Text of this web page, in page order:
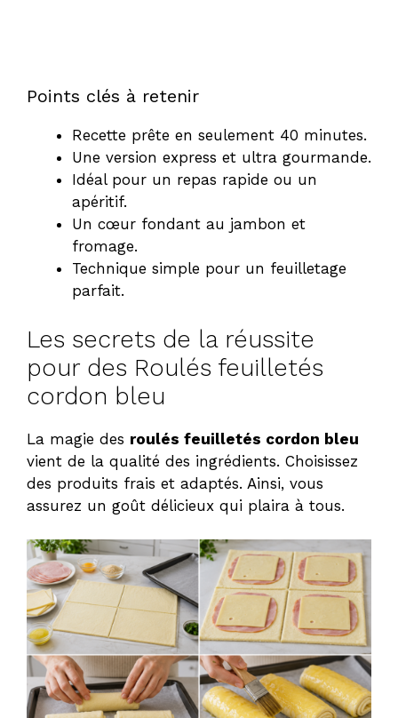
Points clés à retenir
Recette prête en seulement 40 minutes.
Une version express et ultra gourmande.
Idéal pour un repas rapide ou un
apéritif.
Un cœur fondant au jambon et
fromage.
Technique simple pour un feuilletage
parfait.
Les secrets de la réussite
pour des Roulés feuilletés
cordon bleu
La magie des roulés feuilletés cordon bleu
vient de la qualité des ingrédients. Choisissez
des produits frais et adaptés. Ainsi, vous
assurez un goût délicieux qui plaira à tous.